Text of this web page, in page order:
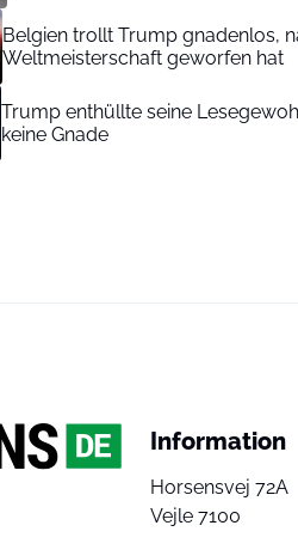
Belgien trollt Trump gnadenlos,
Weltmeisterschaft geworfen hat
Trump enthüllte seine
keine Gnade
Information
Horsensvej 72A
Vejle 7100